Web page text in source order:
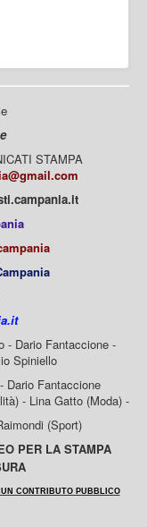
STAMPA
- Dario Fantaccione -
Spiniello
Dario Fantaccione
- Lina Gatto (Moda) -
(Sport)
PER LA STAMPA
CONTRIBUTO PUBBLICO